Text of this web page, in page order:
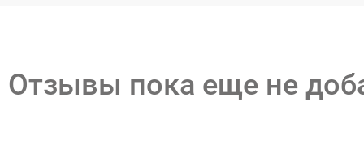
Отзывы пока еще не